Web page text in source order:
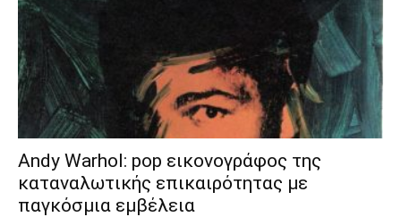
Andy Warhol: pop εικονογράφος της
καταναλωτικής επικαιρότητας με
παγκόσμια εμβέλεια